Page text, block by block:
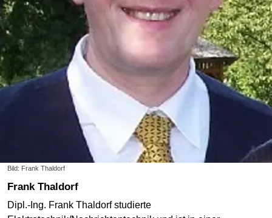
Bild: Frank Thaldorf
Frank Thaldorf
Dipl.-Ing. Frank Thaldorf studierte